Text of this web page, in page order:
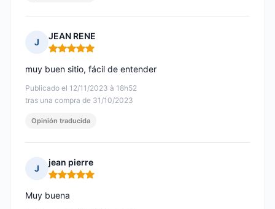
J
JEAN RENE
Nota: 5 de 5
Publicado el 12/11/2023 à 18h52
tras una compra de 31/10/2023
muy buen sitio, fácil de entender
Opinión traducida
J
jean pierre
Nota: 5 de 5
Muy buena